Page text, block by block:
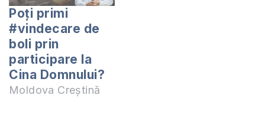
împreună în Sfintele
Scripturi și să găsim
împreună
răspunsurile la
aceste întrebări. Te
invit să studiem
împreună cartea 1
Poți primi
#vindecare de
boli prin
participare la
Cina Domnului?
Moldova Creștină